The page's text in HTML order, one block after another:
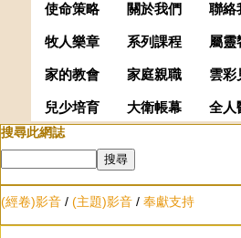
使命策略 關於我們 聯絡
牧人樂章 系列課程 屬靈
家的教會 家庭親職 雲彩
兒少培育 大衛帳幕 全人
搜尋此網誌
(經卷)影音 / (主題)影音 / 奉獻支持